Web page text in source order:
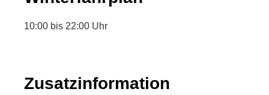
10:00 bis 22:00 Uhr
Zusatzinformation